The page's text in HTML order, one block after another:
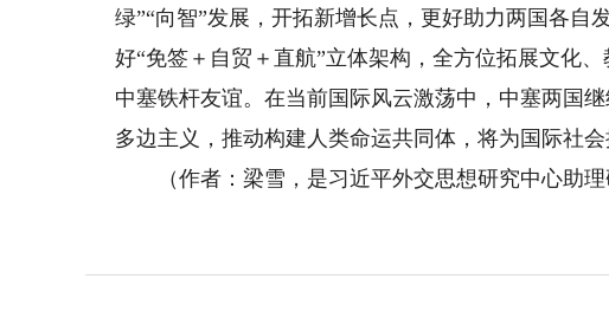
绿”“向智”发展，开拓新增长点，更好助力两国各自
好“免签＋自贸＋直航”立体架构，全方位拓展文化
中塞铁杆友谊。在当前国际风云激荡中，中塞两国
多边主义，推动构建人类命运共同体，将为国际社会
（作者：梁雪，是习近平外交思想研究中心助理